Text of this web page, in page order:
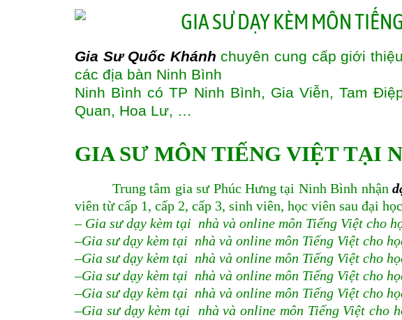
Gia Sư Quốc Khánhchuyên cung cấp giới
các địa bàn Ninh Bình
Ninh Bình có TP Ninh Bình, Gia Viễn, Tam
Quan, Hoa Lư, …
GIA SƯ MÔN TIẾNG VIỆT TẠI
Trung tâm gia sư Phúc Hưng tại Ninh Bình nhận
viên từ cấp 1, cấp 2, cấp 3, sinh viên, học viên sau đại
– Gia sư dạy kèm tại nhà và online môn Tiếng Việt cho
–Gia sư dạy kèm tại nhà và online môn Tiếng Việt cho
–Gia sư dạy kèm tại nhà và online môn Tiếng Việt cho
–Gia sư dạy kèm tại nhà và online môn Tiếng Việt cho
–Gia sư dạy kèm tại nhà và online môn Tiếng Việt cho
–Gia sư dạy kèm tại nhà và online môn Tiếng Việt cho